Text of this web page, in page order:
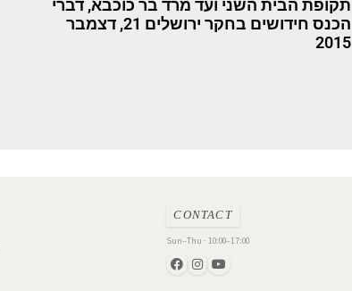
תקופת הבית השני ועד מרד בר כוכבא, דברי
הכנס חידושים בחקר ירושלים 21, דצמבר
2015
CONTACT
Sun–Thu · 10:00–17:00